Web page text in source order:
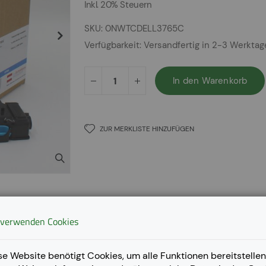
Inkl. 20% Steuern
SKU 0NWTCDELL3765C
Verfügbarkeit: Versandfertig in 2-3
In den Warenkorb
ZUR MERKLISTE HINZUFÜGEN
Cookies
Website benötigt Cookies, um alle Funktionen